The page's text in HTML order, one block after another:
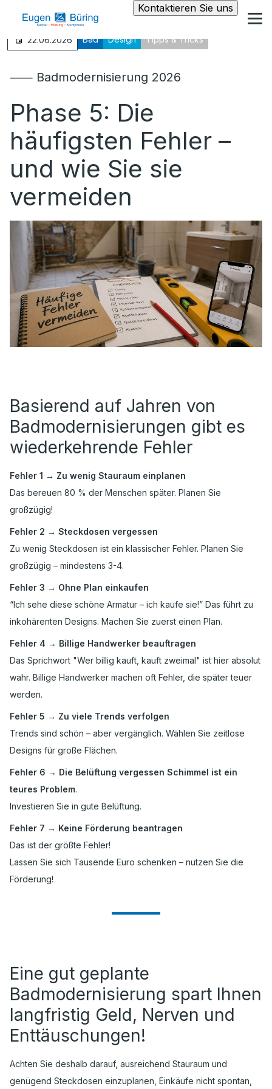
Kontaktieren Sie uns
22.06.2026 Bad Design Tipps & Tricks
⸺ Badmodernisierung 2026
Phase 5: Die
häufigsten Fehler –
und wie Sie sie
vermeiden
Basierend auf Jahren von
Badmodernisierungen gibt es
wiederkehrende Fehler
Fehler 1 → Zu wenig Stauraum einplanen
Das bereuen 80 % der Menschen später. Planen Sie
großzügig!
Fehler 2 → Steckdosen vergessen
Zu wenig Steckdosen ist ein klassischer Fehler. Planen Sie
großzügig – mindestens 3-4.
Fehler 3 → Ohne Plan einkaufen
“Ich sehe diese schöne Armatur – ich kaufe sie!” Das führt zu
inkohärenten Designs. Machen Sie zuerst einen Plan.
Fehler 4 → Billige Handwerker beauftragen
Das Sprichwort "Wer billig kauft, kauft zweimal" ist hier absolut
wahr. Billige Handwerker machen oft Fehler, die später teuer
werden.
Fehler 5 → Zu viele Trends verfolgen
Trends sind schön – aber vergänglich. Wählen Sie zeitlose
Designs für große Flächen.
Fehler 6 → Die Belüftung vergessen Schimmel ist ein
teures Problem.
Investieren Sie in gute Belüftung.
Fehler 7 → Keine Förderung beantragen
Das ist der größte Fehler!
Lassen Sie sich Tausende Euro schenken – nutzen Sie die
Förderung!
Eine gut geplante
Badmodernisierung spart Ihnen
langfristig Geld, Nerven und
Enttäuschungen!
Achten Sie deshalb darauf, ausreichend Stauraum und
genügend Steckdosen einzuplanen, Einkäufe nicht spontan,